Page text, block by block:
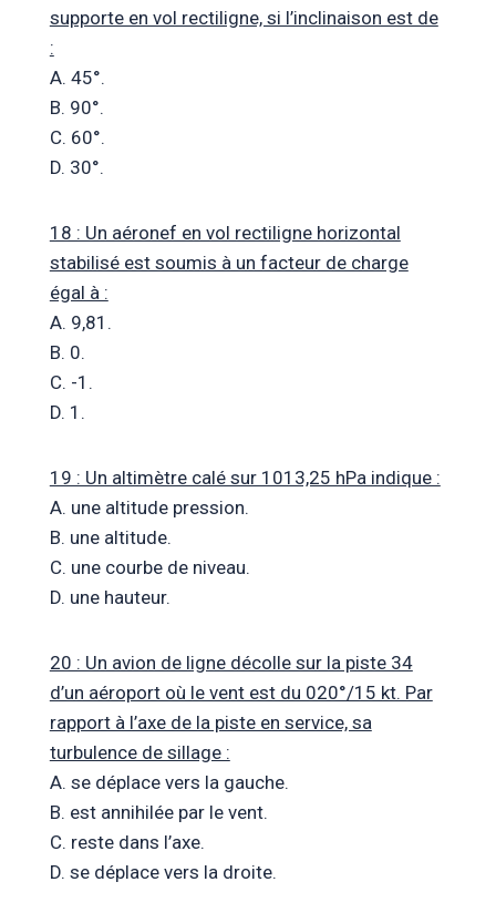
supporte en vol rectiligne, si l’inclinaison est de
:
A. 45°.
B. 90°.
C. 60°.
D. 30°.
18 : Un aéronef en vol rectiligne horizontal
stabilisé est soumis à un facteur de charge
égal à :
A. 9,81.
B. 0.
C. -1.
D. 1.
19 : Un altimètre calé sur 1013,25 hPa indique :
A. une altitude pression.
B. une altitude.
C. une courbe de niveau.
D. une hauteur.
20 : Un avion de ligne décolle sur la piste 34
d’un aéroport où le vent est du 020°/15 kt. Par
rapport à l’axe de la piste en service, sa
turbulence de sillage :
A. se déplace vers la gauche.
B. est annihilée par le vent.
C. reste dans l’axe.
D. se déplace vers la droite.